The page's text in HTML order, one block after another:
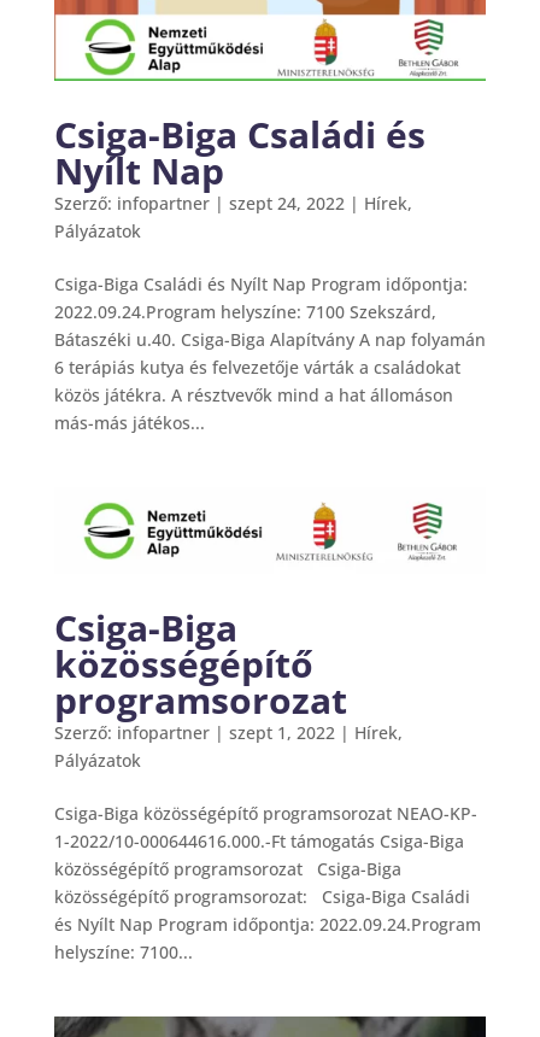
Csiga-Biga Családi és
Nyílt Nap
Szerző: infopartner| szept 24, 2022| Hírek,
Pályázatok
Csiga-Biga Családi és Nyílt Nap Program időpontja:
2022.09.24.Program helyszíne: 7100 Szekszárd,
Bátaszéki u.40. Csiga-Biga Alapítvány A nap folyamán
6 terápiás kutya és felvezetője várták a családokat
közös játékra. A résztvevők mind a hat állomáson
más-más játékos...
Csiga-Biga
közösségépítő
programsorozat
Szerző: infopartner| szept 1, 2022| Hírek,
Pályázatok
Csiga-Biga közösségépítő programsorozat NEAO-KP-
1-2022/10-000644616.000.-Ft támogatás Csiga-Biga
közösségépítő programsorozat Csiga-Biga
közösségépítő programsorozat: Csiga-Biga Családi
és Nyílt Nap Program időpontja: 2022.09.24.Program
helyszíne: 7100...